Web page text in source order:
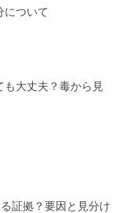
ついて
も大丈夫？毒から見
証拠？要因と見分け